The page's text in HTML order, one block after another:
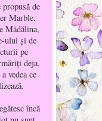
propusă de
Marble.
Mădălina,
ului şi de
pe
deja,
vedea ce
încă